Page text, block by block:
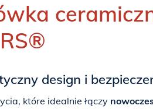
design i
które idealnie łączy